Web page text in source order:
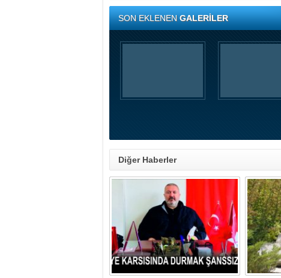
SON EKLENENGALERİLER
Diğer Haberler